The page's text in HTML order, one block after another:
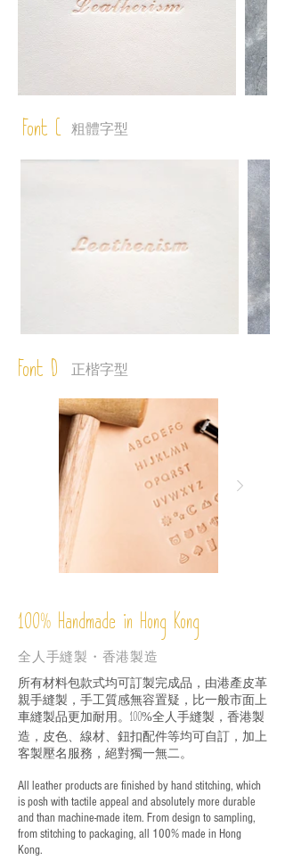
Font C 粗體字型
Font D 正楷字型
100% Handmade in Hong Kong
全人手縫製・香港製造
所有材料包款式均可訂製完成品，由港產皮革
親手縫製，手工質感無容置疑，比一般市面上
車縫製品更加耐用。 100%全人手縫製，香港製
造，皮色、線材、鈕扣配件等均可自訂，加上
客製壓名服務，絕對獨一無二。
All leather products are finished by hand stitching, which
is posh with tactile appeal and absolutely more durable
and than machine-made item. From design to sampling,
from stitching to packaging, all 100% made in Hong
Kong.